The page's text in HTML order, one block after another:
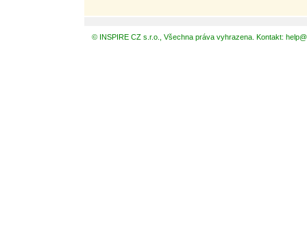
© INSPIRE CZ s.r.o., Všechna práva vyhrazena. Kontakt: